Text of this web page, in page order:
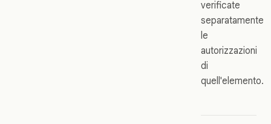
verificate
separatamente
le
autorizzazioni
di
quell'elemento.